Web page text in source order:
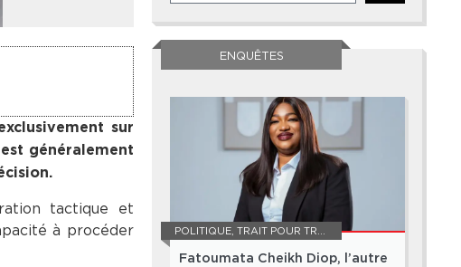
sur
généralement
tactique et
à procéder
ENQUÊTES
POLITIQUE, TRAIT POUR TRAIT
Fatoumata Cheikh Diop, l’autre